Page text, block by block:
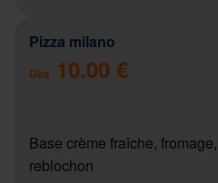
Pizza milano
Dès 10.00 €
Base crème fraîche,
reblochon